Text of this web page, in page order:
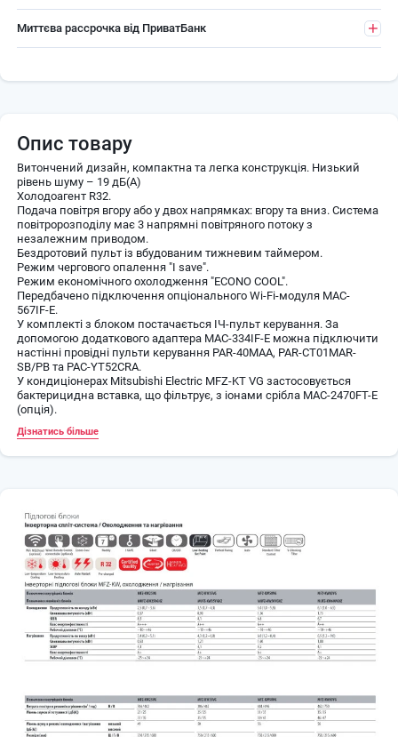
Миттєва рассрочка від ПриватБанк
Опис товару
Витончений дизайн, компактна та легка конструкція. Низький
рівень шуму – 19 дБ(А)
Холодоагент R32.
Подача повітря вгору або у двох напрямках: вгору та вниз. Система
повітророзподілу має 3 напрямні повітряного потоку з
незалежним приводом.
Бездротовий пульт із вбудованим тижневим таймером.
Режим чергового опалення "I save".
Режим економічного охолодження "ECONO COOL".
Передбачено підключення опціонального Wi-Fi-модуля MAC-
567IF-E.
У комплекті з блоком постачається ІЧ-пульт керування. За
допомогою додаткового адаптера MAC-334IF-E можна підключити
настінні провідні пульти керування PAR-40MAA, PAR-CT01MAR-
SB/PB та PAC-YT52CRA.
У кондиціонерах Mitsubishi Electric MFZ-KT VG застосовується
бактерицидна вставка, що фільтрує, з іонами срібла MAC-2470FT-E
(опція).
холодоагентами R22 і R410 на ці моделі не потрібно замінити або
Функція "Авторестарт".
Розвинена система самодіагностування.
Імпульсний блок живлення, а також мікросхема-монітор напруги
живлення виключають зависання головного мікроконтролера
внутрішнього блоку при провалах мережної напруги.
Дізнатись більше